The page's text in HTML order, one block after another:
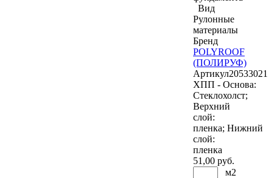
Вид
Рулонные
материалы
Бренд
POLYROOF
(ПОЛИРУФ)
Артикул20533021
ХПП - Основа:
Стеклохолст;
Верхний
слой:
пленка; Нижний
слой:
пленка
51 ,00 руб.
м2